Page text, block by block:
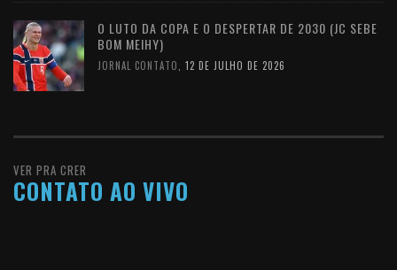
O LUTO DA COPA E O DESPERTAR DE 2030 (JC SEBE
BOM MEIHY)
JORNAL CONTATO 12 DE JULHO DE 2026
VER PRA CRER
CONTATO AO VIVO